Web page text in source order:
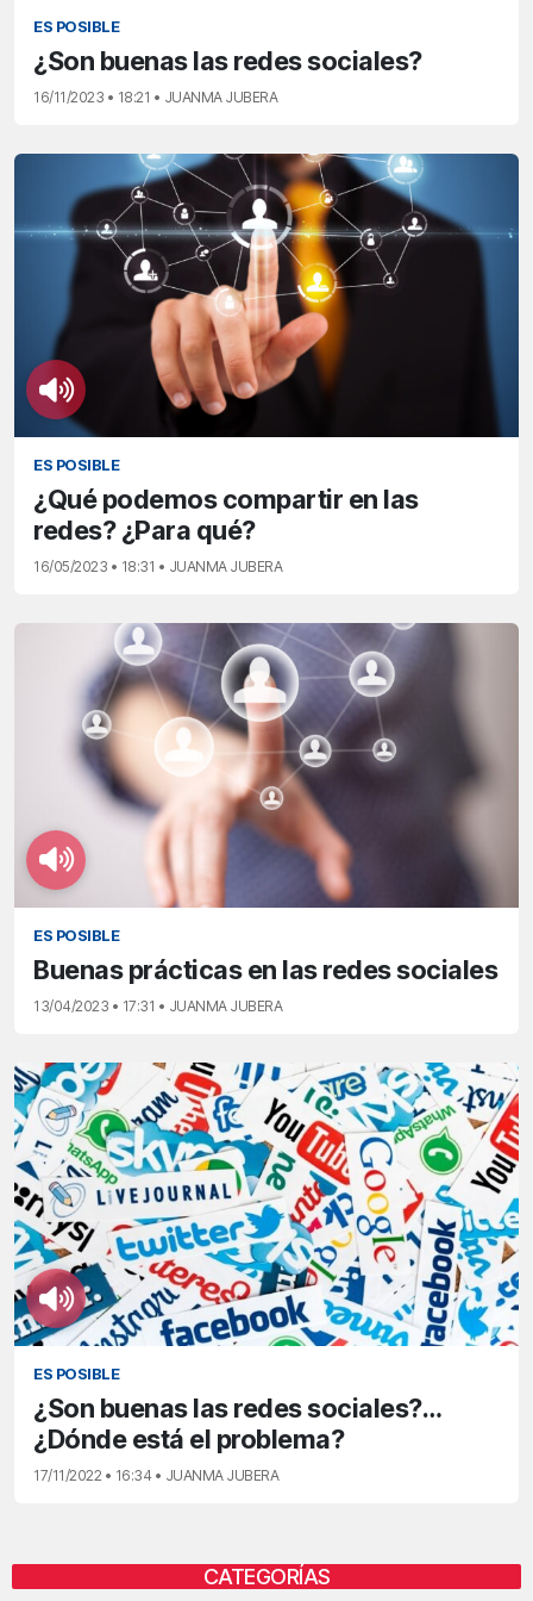
ES POSIBLE
¿Son buenas las redes sociales?
16/11/2023 • 18:21 • JUANMA JUBERA
ES POSIBLE
¿Qué podemos compartir en las
redes? ¿Para qué?
16/05/2023 • 18:31 • JUANMA JUBERA
ES POSIBLE
Buenas prácticas en las redes sociales
13/04/2023 • 17:31 • JUANMA JUBERA
ES POSIBLE
¿Son buenas las redes sociales?…
¿Dónde está el problema?
17/11/2022 • 16:34 • JUANMA JUBERA
CATEGORÍAS